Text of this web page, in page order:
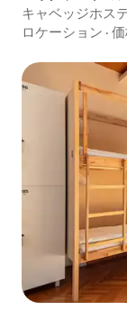
キャベッジホス
ド
ロケーション ·